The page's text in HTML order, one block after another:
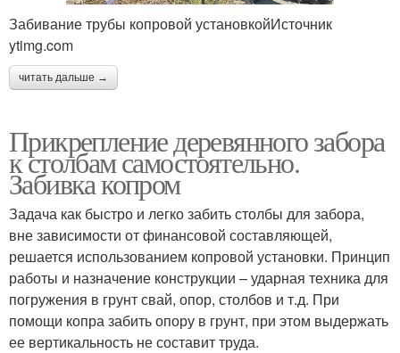
Забивание трубы копровой установкойИсточник
ytimg.com
читать дальше →
Прикрепление деревянного забора
к столбам самостоятельно.
Забивка копром
Задача как быстро и легко забить столбы для забора,
вне зависимости от финансовой составляющей,
решается использованием копровой установки. Принцип
работы и назначение конструкции – ударная техника для
погружения в грунт свай, опор, столбов и т.д. При
помощи копра забить опору в грунт, при этом выдержать
ее вертикальность не составит труда.